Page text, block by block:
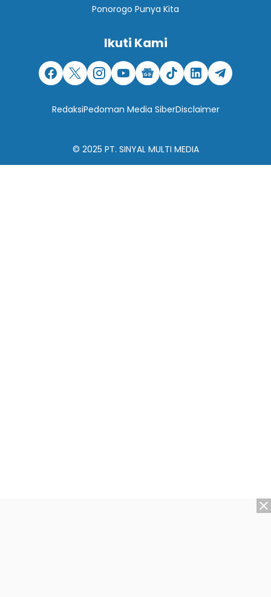
Ponorogo Punya Kita
Ikuti Kami
RedaksiPedoman Media SiberDisclaimer
© 2025 PT. SINYAL MULTI MEDIA